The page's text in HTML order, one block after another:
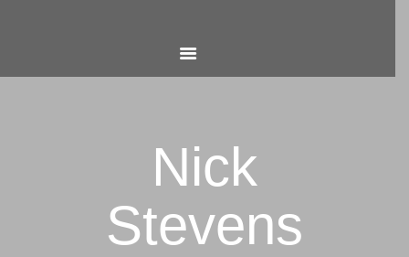
Nick
Stevens
NOW! (561) 222-4302